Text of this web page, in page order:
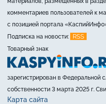
комментариев пользователей к
с позицией портала
Подписка на новости:
RSS
Товарный знак
зарегистрирован в Федеральной
собственности 3 марта 2025 г.
Карта сайта